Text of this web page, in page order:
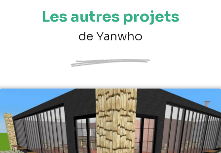
Les autres projets
de Yanwho